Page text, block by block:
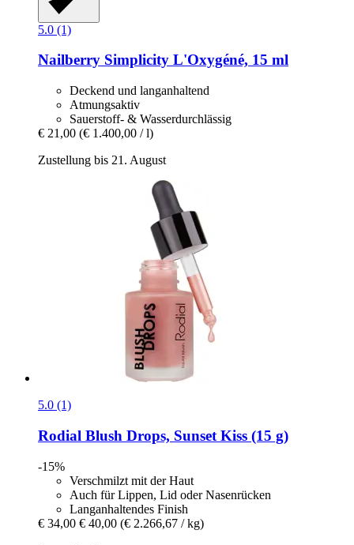
5.0 (1)
Nailberry Simplicity L'Oxygéné, 15 ml
Deckend und langanhaltend
Atmungsaktiv
Sauerstoff- & Wasserdurchlässig
€ 21,00 (€ 1.400,00 / l)
Zustellung bis 21. August
5.0 (1)
Rodial Blush Drops, Sunset Kiss (15 g)
-15%
Verschmilzt mit der Haut
Auch für Lippen, Lid oder Nasenrücken
Langanhaltendes Finish
€ 34,00 € 40,00 (€ 2.266,67 / kg)